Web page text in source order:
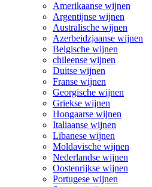
Amerikaanse wijnen
Argentijnse wijnen
Australische wijnen
Azerbeidzjaanse wijnen
Belgische wijnen
chileense wijnen
Duitse wijnen
Franse wijnen
Georgische wijnen
Griekse wijnen
Hongaarse wijnen
Italiaanse wijnen
Libanese wijnen
Moldavische wijnen
Nederlandse wijnen
Oostenrijkse wijnen
Portugese wijnen